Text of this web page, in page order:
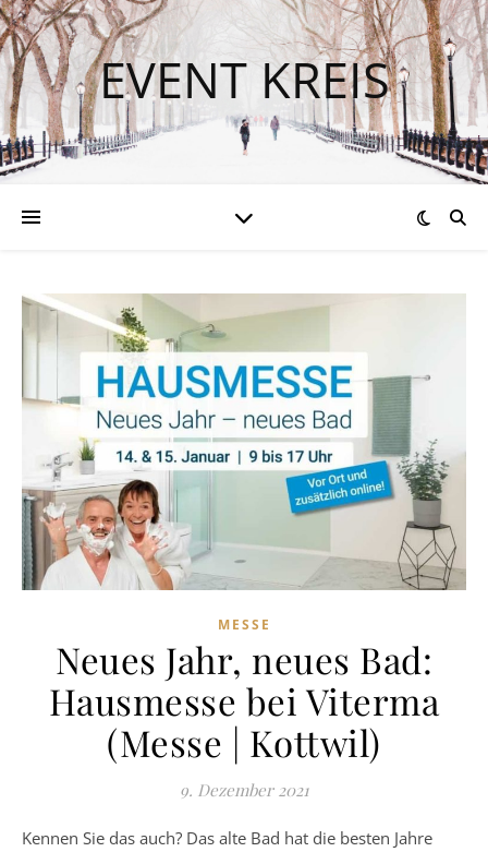
EVENT KREIS
MESSE
Neues Jahr, neues Bad:
Hausmesse bei Viterma
(Messe | Kottwil)
9. Dezember 2021
Kennen Sie das auch? Das alte Bad hat die besten Jahre